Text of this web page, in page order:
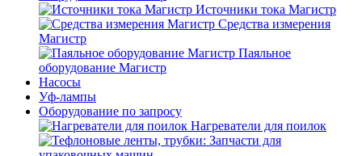
Источники тока Магистр
Средства измерения
Магистр
Паяльное
оборудование Магистр
Насосы
Уф-лампы
Оборудование по запросу
Нагреватели для поилок